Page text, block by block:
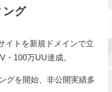
ング
イトを新規ドメインで立
・100万UU達成。
グを開始、非公開実績多